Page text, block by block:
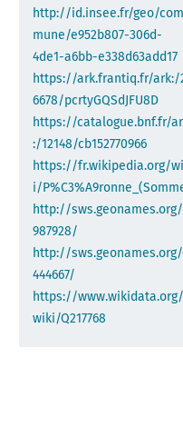
http://id.insee.fr/geo/com
mune/e952b807-306d-
4de1-a6bb-e338d63add17
https://ark.frantiq.fr/ark:/
6678/pcrtyGQSdJFU8D
https://catalogue.bnf.fr/
:/12148/cb152770966
https://fr.wikipedia.org/
i/
http://
987928/
http://
444667/
https://www.wikidata.org/
wiki/Q217768